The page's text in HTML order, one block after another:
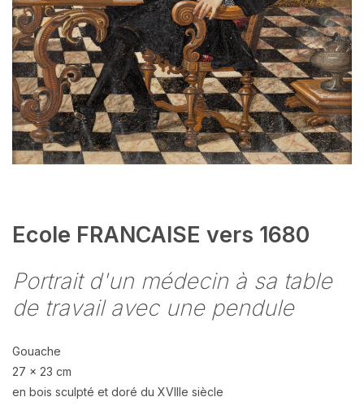
Ecole FRANCAISE vers 1680
Portrait d'un médecin à sa table
de travail avec une pendule
Gouache
27 x 23 cm
en bois sculpté et doré du XVIIIe siècle